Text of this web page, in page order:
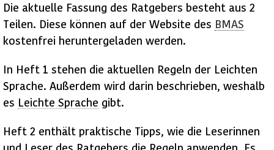
Die aktuelle Fassung des Ratgebers besteht aus 2
Teilen. Diese können auf der Website des BMAS
kostenfrei heruntergeladen werden.
In Heft 1 stehen die aktuellen Regeln der Leichten
Sprache. Außerdem wird darin beschrieben, weshalb
es Leichte Sprache gibt.
Heft 2 enthält praktische Tipps, wie die Leserinnen